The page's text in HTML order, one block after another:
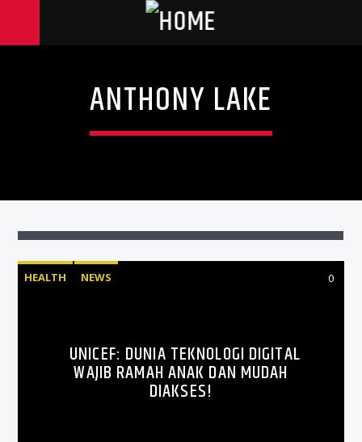
ANTHONY LAKE
HEALTH NEWS 0
UNICEF: DUNIA TEKNOLOGI DIGITAL
WAJIB RAMAH ANAK DAN MUDAH
DIAKSES!